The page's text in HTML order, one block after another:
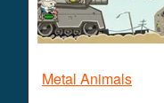
Metal Animals